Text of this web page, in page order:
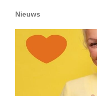
Nieuws